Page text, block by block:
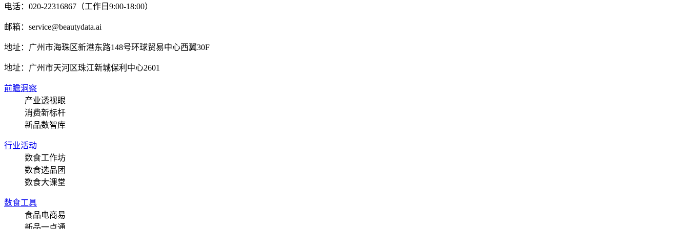
电话：020-22316867（工作日9:00-18:00）
邮箱：service@beautydata.ai
地址：广州市海珠区新港东路148号环球贸易中心西翼30F
地址： 广州市天河区珠江新城保利中心2601
前瞻洞察
产业透视眼
消费新标杆
新品数智库
行业活动
数食工作坊
数食选品团
数食大课堂
数食工具
食品电商易
新品一点通